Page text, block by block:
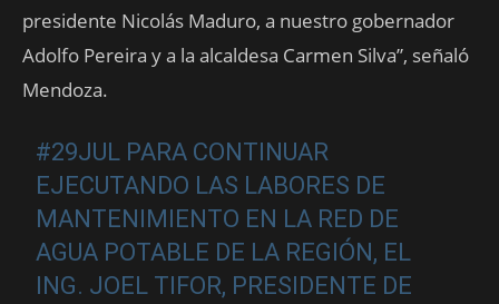
presidente Nicolás Maduro, a nuestro gobernador
Adolfo Pereira y a la alcaldesa Carmen Silva”, señaló
Mendoza.
#29JUL PARA CONTINUAR
EJECUTANDO LAS LABORES DE
MANTENIMIENTO EN LA RED DE
AGUA POTABLE DE LA REGIÓN, EL
ING. JOEL TIFOR, PRESIDENTE DE